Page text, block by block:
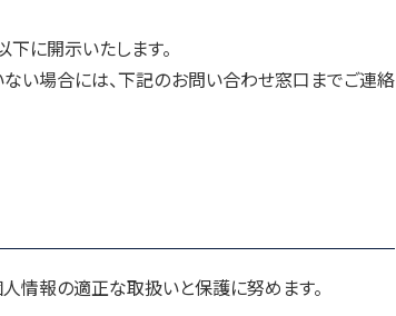
に開示いたします。
ない場合には、下記のお問い合わせ窓口までご連絡
情報の適正な取扱いと保護に努めます。